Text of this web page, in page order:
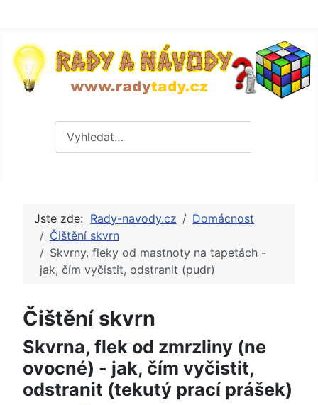
Jste zde: Rady-navody.cz
Domácnost
Čištění skvrn
Skvrny, fleky od mastnoty na tapetách -
jak, čím vyčistit, odstranit (pudr)
Čištění skvrn
Skvrna, flek od zmrzliny (ne
ovocné) - jak, čím vyčistit,
odstranit (tekutý prací prášek)